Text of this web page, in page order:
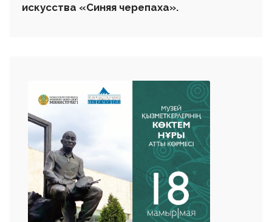
искусства «Синяя черепаха».